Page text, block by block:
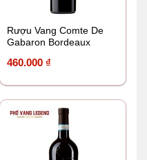
Rượu Vang Comte De
Gabaron Bordeaux
460.000 ₫